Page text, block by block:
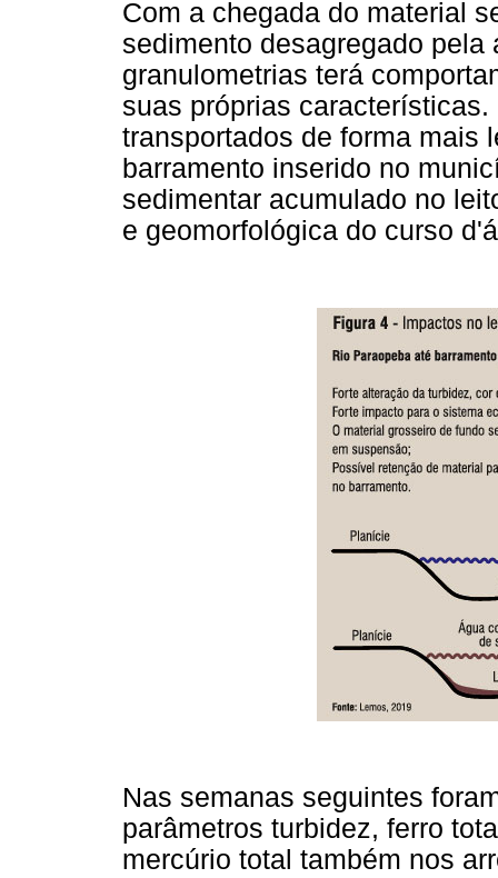
Com a chegada do material
sedimento desagregado
granulometrias terá
suas próprias
transportados de forma mais
barramento inserido no
sedimentar acumulado no
e geomorfológica do curso
Nas semanas seguintes
parâmetros turbidez, ferro
mercúrio total também nos